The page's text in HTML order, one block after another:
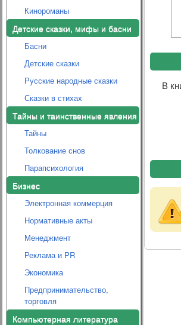
Кинороманы
Детские сказки, мифы и басни
Басни
Детские сказки
Русские народные сказки
Сказки в стихах
Тайны и таинственные явления
Тайны
Толкование снов
Парапсихология
Бизнес
Электронная коммерция
Нормативные акты
Менеджмент
Реклама и PR
Экономика
Предпринимательство,
торговля
Компьютерная литература
В